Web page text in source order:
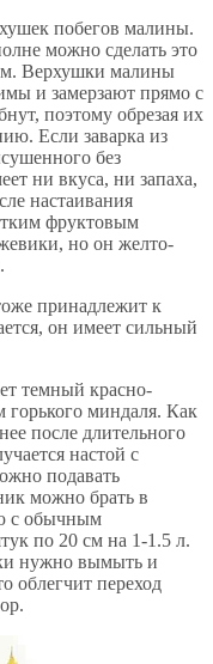
побегов малины.
можно сделать это
Верхушки малины
и замерзают прямо с
поэтому обрезая их
Если заварка из
без
ни вкуса, ни запаха,
настаивания
фруктовым
но он желто-
принадлежит к
он имеет сильный
темный красно-
горького миндаля. Как
после длительного
настой с
подавать
можно брать в
с обычным
по 20 см на 1-1.5 л.
нужно вымыть и
облегчит переход